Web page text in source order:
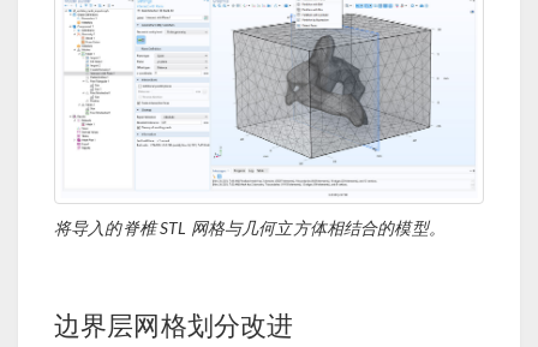
将导入的脊椎 STL 网格与几何立方体相结合的模型。
边界层网格划分改进